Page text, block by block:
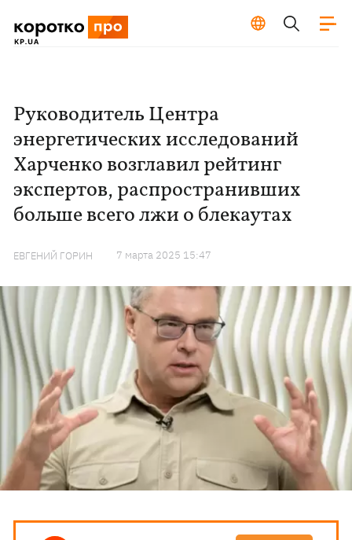
Руководитель Центра
энергетических исследований
Харченко возглавил рейтинг
экспертов, распространивших
больше всего лжи о блекаутах
ЕВГЕНИЙ ГОРИН 7 марта 2025 15:47